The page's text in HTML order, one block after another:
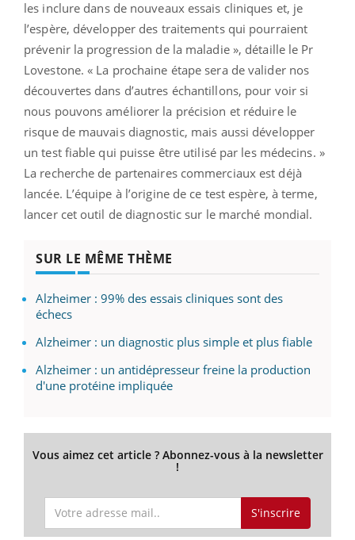
les inclure dans de nouveaux essais cliniques et, je
l’espère, développer des traitements qui pourraient
prévenir la progression de la maladie », détaille le Pr
Lovestone. « La prochaine étape sera de valider nos
découvertes dans d’autres échantillons, pour voir si
nous pouvons améliorer la précision et réduire le
risque de mauvais diagnostic, mais aussi développer
un test fiable qui puisse être utilisé par les médecins. »
La recherche de partenaires commerciaux est déjà
lancée. L’équipe à l’origine de ce test espère, à terme,
lancer cet outil de diagnostic sur le marché mondial.
SUR LE MÊME THÈME
Alzheimer : 99% des essais cliniques sont des
échecs
Alzheimer : un diagnostic plus simple et plus fiable
Alzheimer : un antidépresseur freine la production
d'une protéine impliquée
Vous aimez cet article ? Abonnez-vous à la newsletter
!
S'inscrire